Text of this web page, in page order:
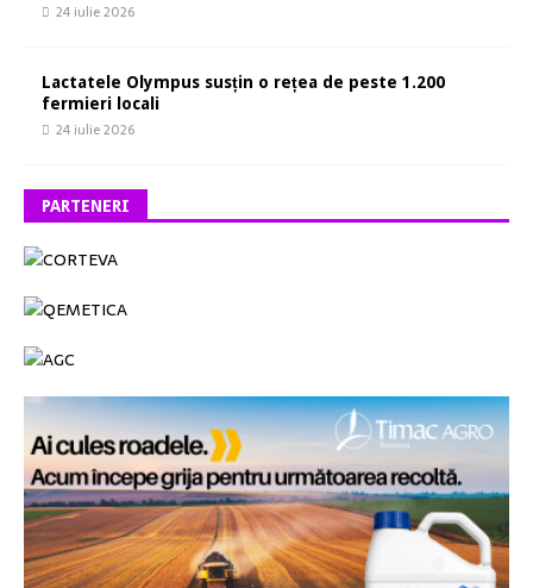
24 iulie 2026
Lactatele Olympus susțin o rețea de peste 1.200
fermieri locali
24 iulie 2026
PARTENERI